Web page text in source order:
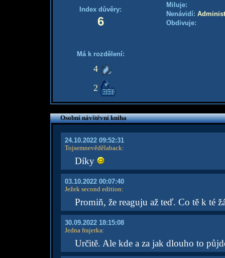
Index důvěry:
6
Má k rozdělení:
4
2
Miluje:
Nenávidí:
Obdivuje:
Osobní návštěvní kniha
24.10.2022 09:52:31
Tojsemnevědělaback:
Díky
03.10.2022 00:07:40
Ježek second edition:
Promiň, že reaguju až teď. Co tě k té
30.09.2022 18:15:08
Jedna frajerka:
Určitě. Ale kde a za jak dlouho to